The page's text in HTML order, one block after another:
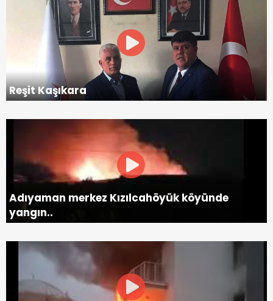
Reşit Kaşıkara
Adıyaman merkez Kızılcahöyük köyünde
yangın..